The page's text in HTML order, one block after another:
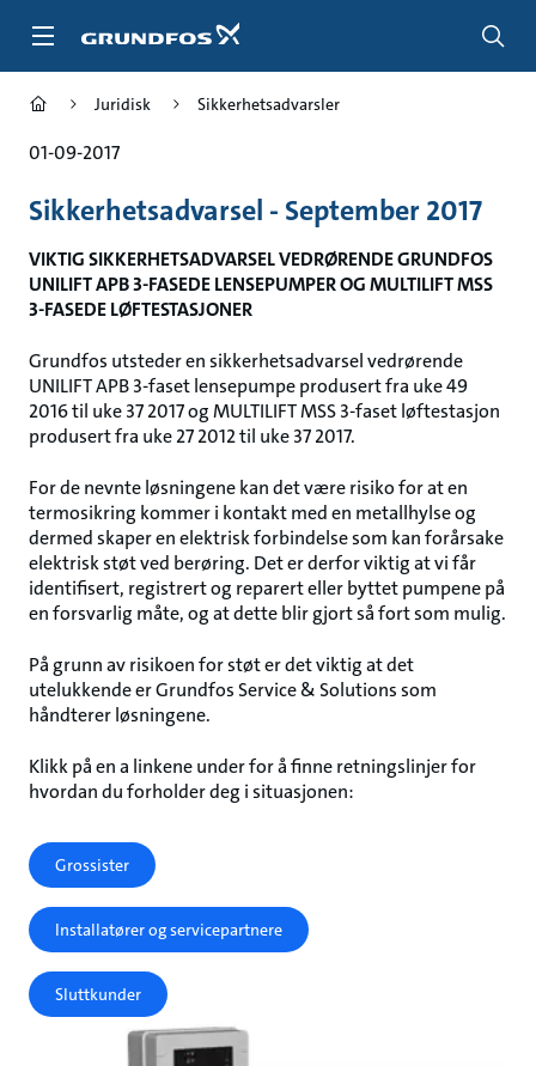
Juridisk Sikkerhetsadvarsler
01-09-2017
Sikkerhetsadvarsel - September 2017
VIKTIG SIKKERHETSADVARSEL VEDRØRENDE GRUNDFOS
UNILIFT APB 3-FASEDE LENSEPUMPER OG MULTILIFT MSS
3-FASEDE LØFTESTASJONER
Grundfos utsteder en sikkerhetsadvarsel vedrørende
UNILIFT APB 3-faset lensepumpe produsert fra uke 49
2016 til uke 37 2017 og MULTILIFT MSS 3-faset løftestasjon
produsert fra uke 27 2012 til uke 37 2017.
For de nevnte løsningene kan det være risiko for at en
termosikring kommer i kontakt med en metallhylse og
dermed skaper en elektrisk forbindelse som kan forårsake
elektrisk støt ved berøring. Det er derfor viktig at vi får
identifisert, registrert og reparert eller byttet pumpene på
en forsvarlig måte, og at dette blir gjort så fort som mulig.
På grunn av risikoen for støt er det viktig at det
utelukkende er Grundfos Service & Solutions som
håndterer løsningene.
Klikk på en a linkene under for å finne retningslinjer for
hvordan du forholder deg i situasjonen:
Grossister
Installatører og servicepartnere
Sluttkunder